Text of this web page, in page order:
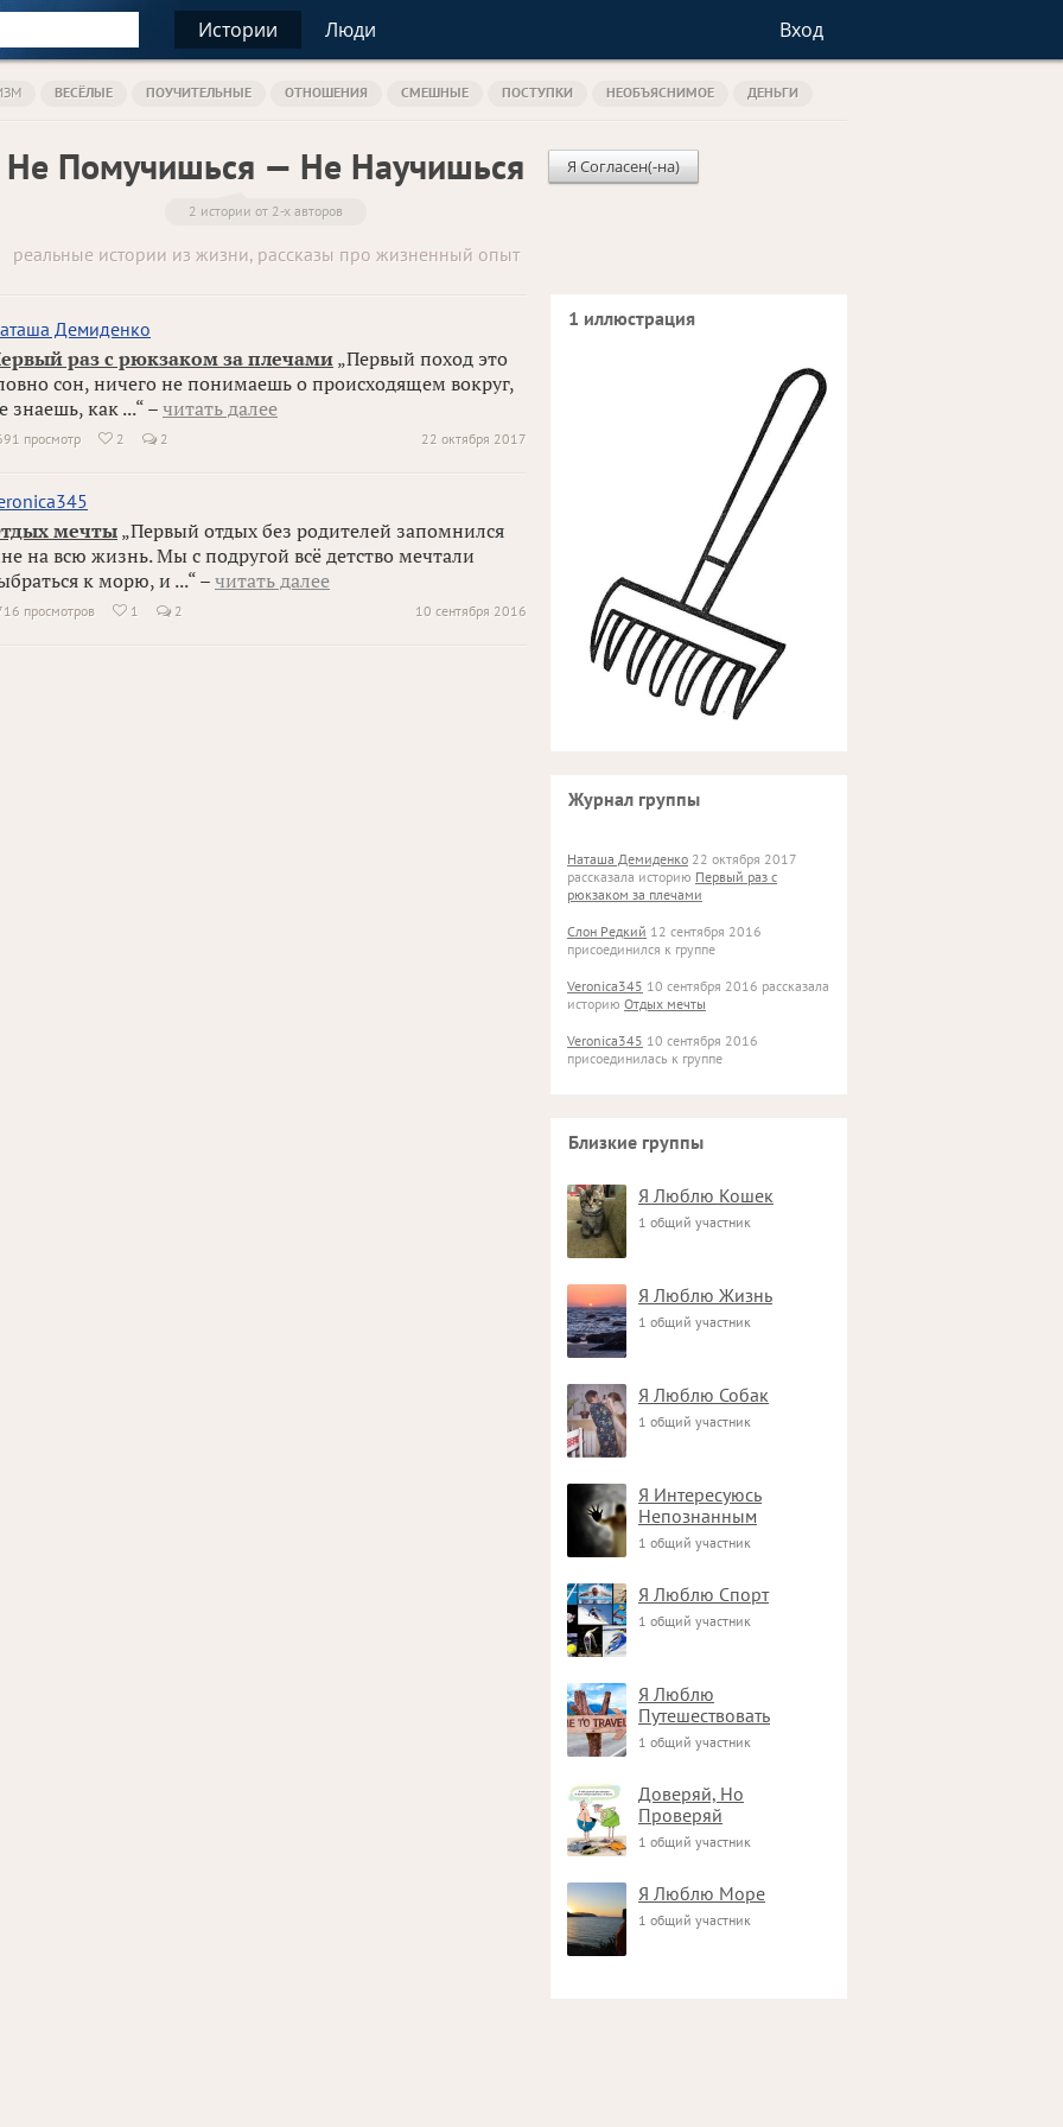
Истории Люди Вход
ВЕСЁЛЫЕ ПОУЧИТЕЛЬНЫЕ ОТНОШЕНИЯ СМЕШНЫЕ ПОСТУПКИ НЕОБЪЯСНИМОЕ ДЕНЬГИ
Не Помучишься — Не Научишься Я Согласен(-на)
2 истории от 2-х авторов
реальные истории из жизни, рассказы про жизненный опыт
Демиденко
раз с рюкзаком за плечами „Первый поход это
сон, ничего не понимаешь о происходящем вокруг,
знаешь, как ...“ – читать далее
22 октября 2017
просмотр  2 2
мечты „Первый отдых без родителей запомнился
на всю жизнь. Мы с подругой всё детство мечтали
к морю, и ...“ – читать далее
10 сентября 2016
просмотров  1 2
1 иллюстрация
Журнал группы
Наташа Демиденко 22 октября 2017
рассказала историю Первый раз с
рюкзаком за плечами
Слон Редкий 12 сентября 2016
присоединился к группе
Veronica345 10 сентября 2016 рассказала
историю Отдых мечты
Veronica345 10 сентября 2016
присоединилась к группе
Близкие группы
Я Люблю Кошек
1 общий участник
Я Люблю Жизнь
1 общий участник
Я Люблю Собак
1 общий участник
Я Интересуюсь
Непознанным
1 общий участник
Я Люблю Спорт
1 общий участник
Я Люблю
Путешествовать
1 общий участник
Доверяй, Но
Проверяй
1 общий участник
Я Люблю Море
1 общий участник